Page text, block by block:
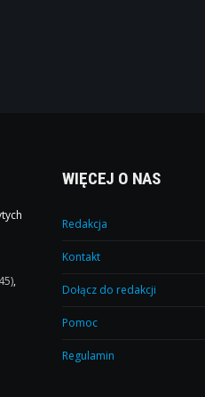
,
WIĘCEJ O NAS
Redakcja
Kontakt
Dołącz do redakcji
Pomoc
Regulamin